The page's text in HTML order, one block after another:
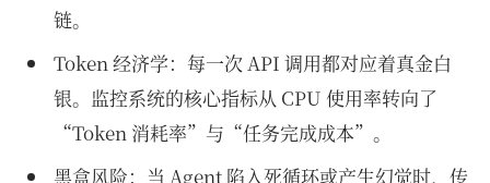
链。
Token 经济学：每一次 API 调用都对应着真金白
银。监控系统的核心指标从 CPU 使用率转向了
“Token 消耗率”与“任务完成成本”。
黑盒风险：当 Agent 陷入死循环或产生幻觉时，传